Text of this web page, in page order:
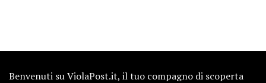
Benvenuti su ViolaPost.it, il tuo compagno di scoperta